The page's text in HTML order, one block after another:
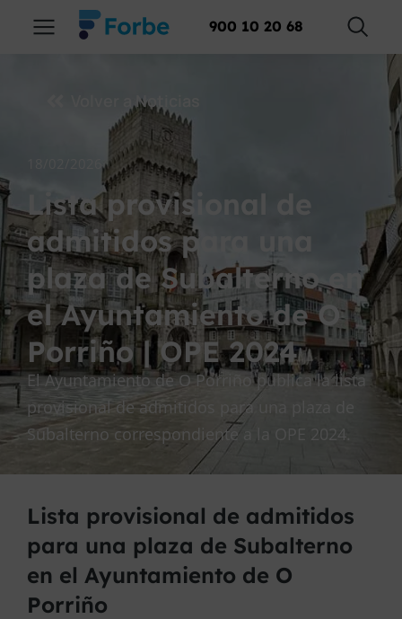
900 10 20 68
Volver a Noticias
Lista provisional de
admitidos para una
plaza de Subalterno en
el Ayuntamiento de O
Porriño | OPE 2024
El Ayuntamiento de O Porriño publica la lista
provisional de admitidos para una plaza de
Subalterno correspondiente a la OPE 2024.
Lista provisional de admitidos
para una plaza de Subalterno
en el Ayuntamiento de O
Porriño